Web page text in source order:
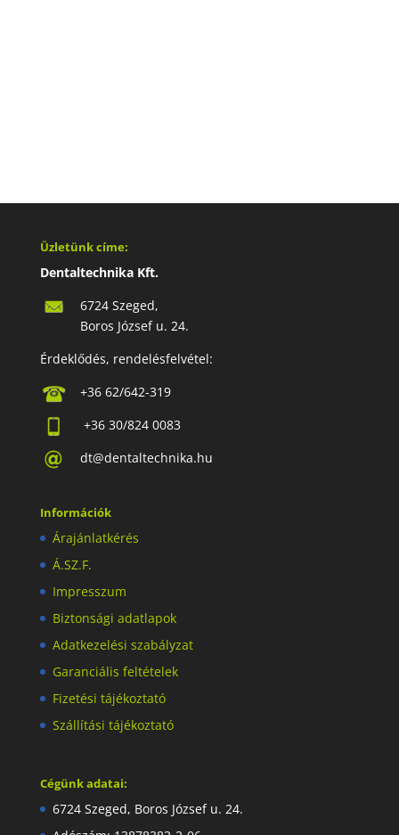
Üzletünk címe:
Dentaltechnika Kft.
6724 Szeged,
Boros József u. 24.
Érdeklődés, rendelésfelvétel:
+36 62/642-319
+36 30/824 0083
dt@dentaltechnika.hu
Információk
Árajánlatkérés
Á.SZ.F.
Impresszum
Biztonsági adatlapok
Adatkezelési szabályzat
Garanciális feltételek
Fizetési tájékoztató
Szállítási tájékoztató
Cégünk adatai:
6724 Szeged, Boros József u. 24.